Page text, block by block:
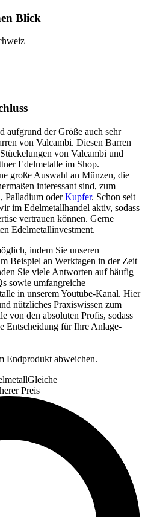
Blick
aufgrund der Größe auch sehr
von Valcambi. Diesen Barren
von Valcambi und
Edelmetalle im Shop.
große Auswahl an Münzen, die
interessant sind, zum
Palladium oderKupfer. Schon seit
im Edelmetallhandel aktiv, sodass
vertrauen können. Gerne
Edelmetallinvestment.
indem Sie unseren
Beispiel an Werktagen in der Zeit
Sie viele Antworten auf häufig
sowie umfangreiche
in unserem Youtube-Kanal. Hier
nützliches Praxiswissen zum
von den absoluten Profis, sodass
Entscheidung für Ihre Anlage-
Endprodukt abweichen.
Gleiche
Preis